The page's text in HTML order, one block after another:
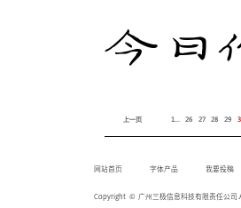
今日
上一页 1... 26 27 28 29
网站首页 字体产品 我要投稿
Copyright © 广州三极信息科技有限责任公司